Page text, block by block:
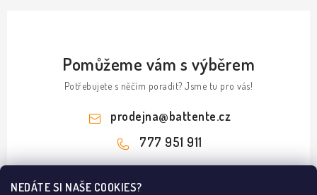
NEDÁTE SI NAŠE COOKIES?
Pomůžeme vám s výběrem
Potřebujete s něčím poradit? Jsme tu pro vás!
prodejna@battente.cz
777 951 911
Z